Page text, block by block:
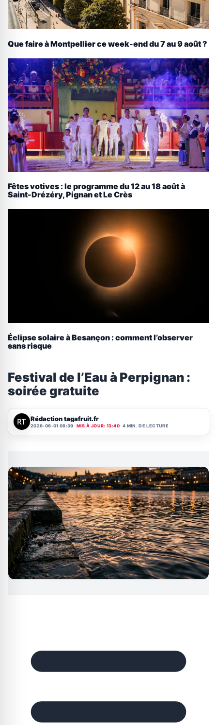
Que faire à Montpellier ce week-end du 7 au 9 août ?
Fêtes votives : le programme du 12 au 18 août à
Saint-Drézéry, Pignan et Le Crès
Éclipse solaire à Besançon : comment l’observer
sans risque
Festival de l’Eau à Perpignan :
soirée gratuite
Rédaction tagafruit.fr
2026-06-01 08:39 MIS À JOUR: 13:40 4 MIN. DE LECTURE